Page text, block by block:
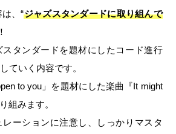
、“ジャズスタンダードに取り組んで
タンダードを題材にしたコード進行
ていく内容です。
to you」を題材にした楽曲『It might
組みます。
ーションに注意し、しっかりマスタ